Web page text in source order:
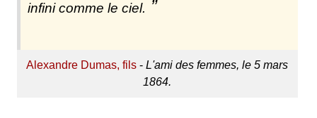
infini comme le ciel.
Alexandre Dumas, fils -L'ami des femmes, le 5 mars
1864.